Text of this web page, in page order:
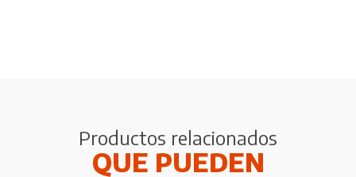
Productos relacionados